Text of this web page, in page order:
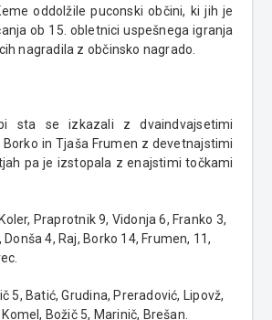
oddolžile puconski občini, ki jih je
ob 15. obletnici uspešnega igranja
nagradila z občinsko nagrado.
sta se izkazali z dvaindvajsetimi
in Tjaša Frumen z devetnajstimi
pa je izstopala z enajstimi točkami
Koler, Praprotnik 9, Vidonja 6, Franko 3,
4, Raj, Borko 14, Frumen, 11,
5, Batić, Grudina, Preradović, Lipovž,
Božič 5, Marinič, Brešan.